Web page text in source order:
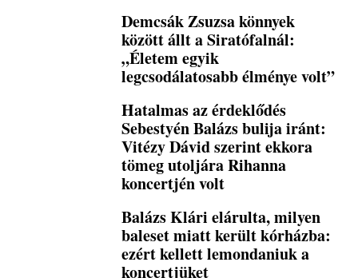
Demcsák Zsuzsa könnyek
között állt a Siratófalnál:
„Életem egyik
legcsodálatosabb élménye volt”
Hatalmas az érdeklődés
Sebestyén Balázs bulija iránt:
Vitézy Dávid szerint ekkora
tömeg utoljára Rihanna
koncertjén volt
Balázs Klári elárulta, milyen
baleset miatt került kórházba:
ezért kellett lemondaniuk a
koncertjüket